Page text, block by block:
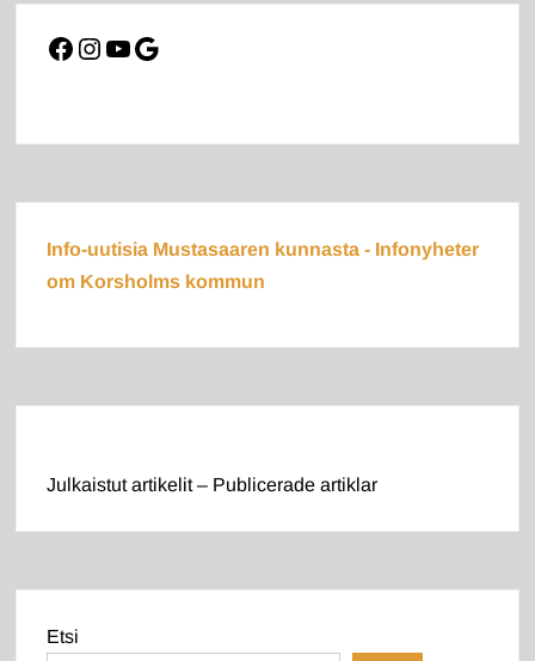
Facebook
Instagram
YouTube
Google
Info-uutisia Mustasaaren kunnasta - Infonyheter
om Korsholms kommun
Julkaistut artikelit – Publicerade artiklar
Etsi